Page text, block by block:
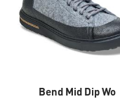
Bend Mid Dip Wo